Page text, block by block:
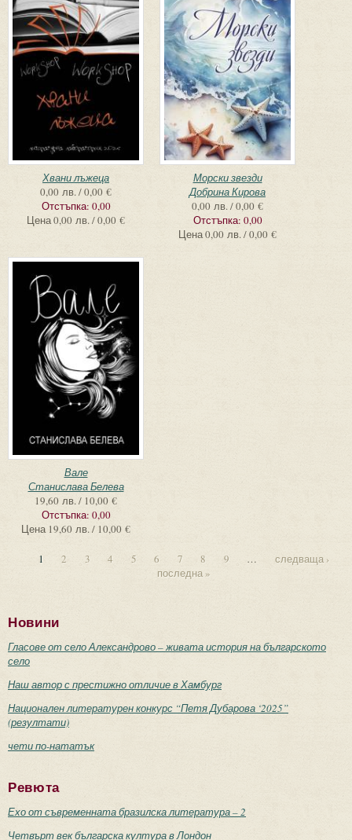
Хвани лъжеца
0,00 лв. / 0,00 €
Отстъпка: 0,00
Цена0,00 лв. / 0,00 €
Морски звезди
Добрина Кирова
0,00 лв. / 0,00 €
Отстъпка: 0,00
Цена0,00 лв. / 0,00 €
Вале
Станислава Белева
19,60 лв. / 10,00 €
Отстъпка: 0,00
Цена 19,60 лв. / 10,00 €
1 2 3 4 5 6 7 8 9 …
следваща ›
последна »
Новини
Гласове от село Александрово – живата история на българското
село
Наш автор с престижно отличие в Хамбург
Национален литературен конкурс “Петя Дубарова ‘2025”
(резултати)
чети по-нататък
Ревюта
Ехо от съвременната бразилска литература – 2
Четвърт век българска култура в Лондон